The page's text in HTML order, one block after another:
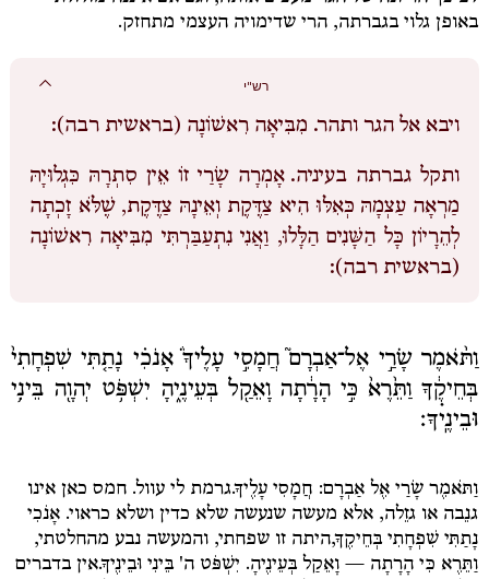
באופן גלוי בגברתה, הרי שדימויה העצמי מתחזק.
רש"י
ויבא אל הגר ותהר. מִבִּיאָה רִאשׁוֹנָה (בראשית רבה):
ותקל גברתה בעיניה. אָמְרָה שָׂרַי זוֹ אֵין סִתְרָהּ כִּגְלוּיָהּ
מַרְאָה עַצְמָהּ כְּאִלּוּ הִיא צַדֶּקֶת וְאֵינָהּ צַדֶּקֶת, שֶׁלֹּא זָכְתָה
לְהֵרָיוֹן כָּל הַשָּׁנִים הַלָּלוּ, וַאֲנִי נִתְעַבַּרְתִּי מִבִּיאָה רִאשׁוֹנָה
(בראשית רבה):
וַתֹּ֨אמֶר שָׂרַ֣י אֶל־אַבְרָם֮ חֲמָסִ֣י עָלֶיךָ֒ אָנֹכִ֗י נָתַ֤תִּי שִׁפְחָתִי֙
בְּחֵיקֶ֔ךָ וַתֵּ֙רֶא֙ כִּ֣י הָרָ֔תָה וָאֵקַ֖ל בְּעֵינֶ֑יהָ יִשְׁפֹּ֥ט יְהוָ֖ה בֵּינִ֥י
וּבֵינֶֽיׄךָ׃
וַתֹּאמֶר שָׂרַי אֶל אַבְרָם: חֲמָסִי עָלֶיךָ.גרמת לי עוול. חמס כאן אינו
גנֵבה או גזֵלה, אלא מעשה שנעשה שלא כדין ושלא כראוי. אָנֹכִי
נָתַתִּי שִׁפְחָתִי בְּחֵיקֶךָ,היתה זו שפחתי, והמעשה נבע מהחלטתי,
וַתֵּרֶא כִּי הָרָתָה — וָאֵקַל בְּעֵינֶיהָ. יִשְׁפֹּט ה' בֵּינִי וּבֵינֶיךָ.אין בדברים